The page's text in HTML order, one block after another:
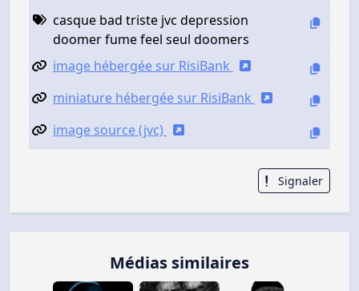
casque bad triste jvc depression
doomer fume feel seul doomers
image hébergée sur RisiBank
miniature hébergée sur RisiBank
image source (jvc)
Signaler
Médias similaires